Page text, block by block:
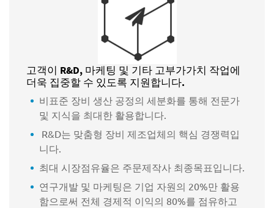
고객이 R&D, 마케팅 및 기타 고부가가치 작업에
더욱 집중할 수 있도록 지원합니다.
비표준 장비 생산 공정의 세분화를 통해 전문가
및 지식을 최대한 활용합니다.
R&D는 맞춤형 장비 제조업체의 핵심 경쟁력입
니다.
최대 시장점유율은 주문제작사 최종목표입니다.
연구개발 및 마케팅은 기업 자원의 20%만 활용
함으로써 전체 경제적 이익의 80%를 점유하고